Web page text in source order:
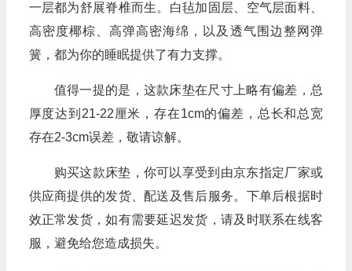
一层都为舒展脊椎而生。白毡加固层、空气层面料、
高密度椰棕、高弹高密海绵，以及透气围边整网弹
簧，都为你的睡眠提供了有力支撑。
值得一提的是，这款床垫在尺寸上略有偏差，总
厚度达到21-22厘米，存在1cm的偏差，总长和总宽
存在2-3cm误差，敬请谅解。
购买这款床垫，你可以享受到由京东指定厂家或
供应商提供的发货、配送及售后服务。下单后根据时
效正常发货，如有需要延迟发货，请及时联系在线客
服，避免给您造成损失。